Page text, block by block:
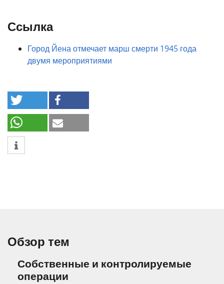
Ссылка
Город Йена отмечает марш смерти 1945 года
двумя мероприятиями
Обзор тем
Собственные и контролируемые
операции